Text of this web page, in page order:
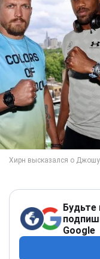
Будьте
Google